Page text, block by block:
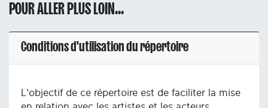
POUR ALLER PLUS LOIN...
Conditions d'utilisation du répertoire
L'objectif de ce répertoire est de faciliter la mise